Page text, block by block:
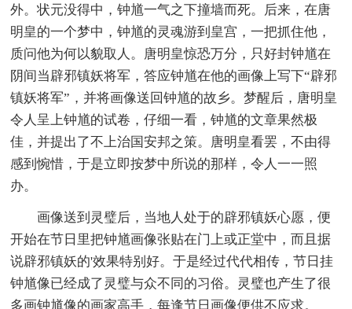
外。状元没得中，钟馗一气之下撞墙而死。后来，在唐
明皇的一个梦中，钟馗的灵魂游到皇宫，一把抓住他，
质问他为何以貌取人。唐明皇惊恐万分，只好封钟馗在
阴间当辟邪镇妖将军，答应钟馗在他的画像上写下“辟邪
镇妖将军”，并将画像送回钟馗的故乡。梦醒后，唐明皇
令人呈上钟馗的试卷，仔细一看，钟馗的文章果然极
佳，并提出了不上治国安邦之策。唐明皇看罢，不由得
感到惋惜，于是立即按梦中所说的那样，令人一一照
办。
画像送到灵璧后，当地人处于的辟邪镇妖心愿，便
开始在节日里把钟馗画像张贴在门上或正堂中，而且据
说辟邪镇妖的'效果特别好。于是经过代代相传，节日挂
钟馗像已经成了灵璧与众不同的习俗。灵璧也产生了很
多画钟馗像的画家高手，每逢节日画像便供不应求。